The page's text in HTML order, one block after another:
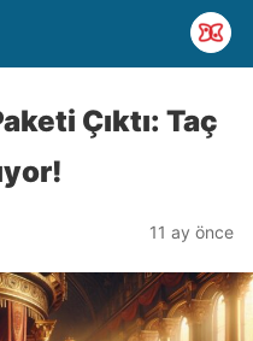
Çıktı: Taç
11 ay önce